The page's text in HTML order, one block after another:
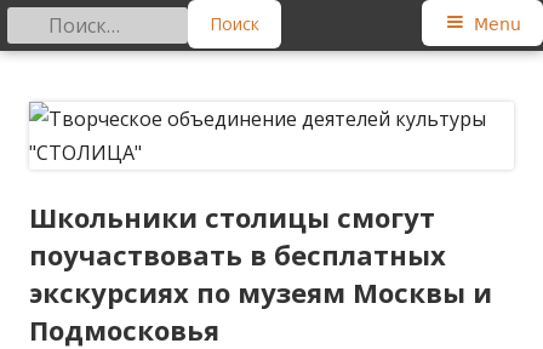
contentдеятелей культуры "СТОЛИЦА"
Primary
Menu
Найти:
Школьники столицы смогут
поучаствовать в бесплатных
экскурсиях по музеям Москвы и
Подмосковья